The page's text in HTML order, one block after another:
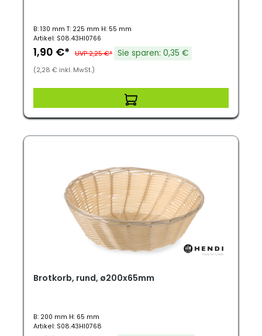
B: 130 mm T: 225 mm H: 55 mm
Artikel: S08.43HI0766
1,90 €* UVP 2,25 €* Sie sparen: 0,35 €
(2,28 € inkl. MwSt.)
Brotkorb, rund, ø200x65mm
B: 200 mm H: 65 mm
Artikel: S08.43HI0768